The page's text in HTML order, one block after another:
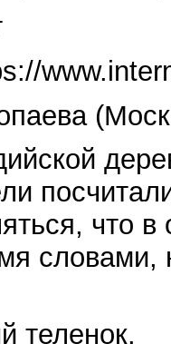
что
словами,
теленок.